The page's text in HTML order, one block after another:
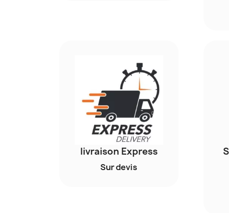
livraison Express
Sur devis